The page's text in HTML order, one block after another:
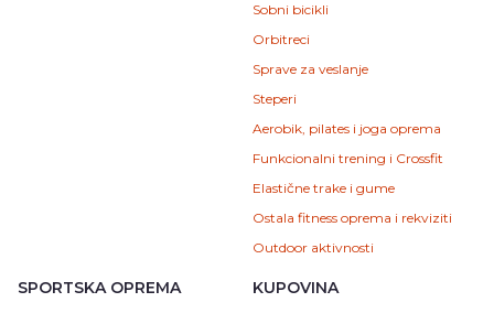
Sobni bicikli
Orbitreci
Sprave za veslanje
Steperi
Aerobik, pilates i joga oprema
Funkcionalni trening i Crossfit
Elastične trake i gume
Ostala fitness oprema i rekviziti
Outdoor aktivnosti
SPORTSKA OPREMA KUPOVINA